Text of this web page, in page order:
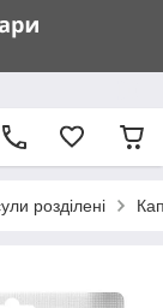
розділені